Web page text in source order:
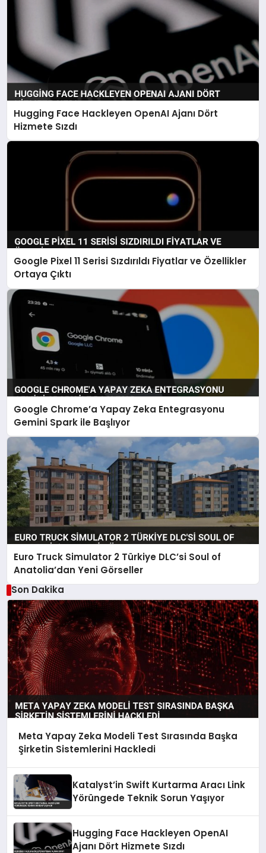
Hugging Face Hackleyen OpenAI Ajanı Dört
Hizmete Sızdı
Google Pixel 11 Serisi Sızdırıldı Fiyatlar ve Özellikler
Ortaya Çıktı
Google Chrome’a Yapay Zeka Entegrasyonu
Gemini Spark ile Başlıyor
Euro Truck Simulator 2 Türkiye DLC’si Soul of
Anatolia’dan Yeni Görseller
Son Dakika
Meta Yapay Zeka Modeli Test Sırasında Başka
Şirketin Sistemlerini Hackledi
Katalyst’in Swift Kurtarma Aracı Link
Yörüngede Teknik Sorun Yaşıyor
Hugging Face Hackleyen OpenAI
Ajanı Dört Hizmete Sızdı